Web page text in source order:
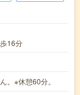
16分
※休憩60分。